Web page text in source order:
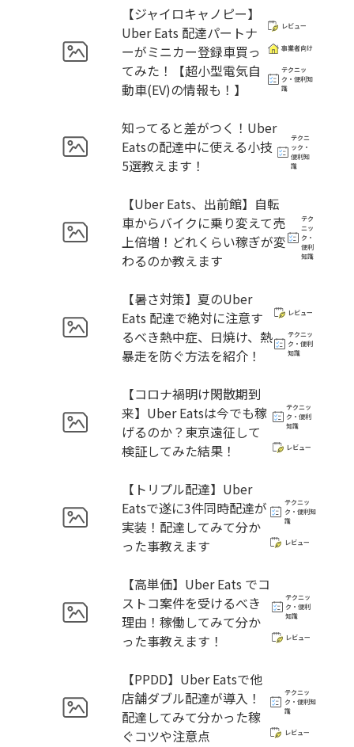
【ジャイロキャノピー】
Uber Eats 配達パートナ
ーがミニカー登録車買っ
てみた！【超小型電気自
動車(EV)の情報も！】
レビュー
事業者向け
テクニッ
ク・便利知
識
知ってると差がつく！Uber
Eatsの配達中に使える小技
5選教えます！
テクニ
ック・
便利知
識
【Uber Eats、出前館】自転
車からバイクに乗り変えて売
上倍増！どれくらい稼ぎが変
わるのか教えます
テク
ニッ
ク・
便利
知識
【暑さ対策】夏のUber
Eats 配達で絶対に注意す
るべき熱中症、日焼け、熱
暴走を防ぐ方法を紹介！
レビュー
テクニッ
ク・便利
知識
【コロナ禍明け閑散期到
来】Uber Eatsは今でも稼
げるのか？東京遠征して
検証してみた結果！
テクニッ
ク・便利
知識
レビュー
【トリプル配達】Uber
Eatsで遂に3件同時配達が
実装！配達してみて分か
った事教えます
テクニッ
ク・便利知
識
レビュー
【高単価】Uber Eats でコ
ストコ案件を受けるべき
理由！稼働してみて分か
った事教えます！
テクニッ
ク・便利
知識
レビュー
【PPDD】Uber Eatsで他
店舗ダブル配達が導入！
配達してみて分かった稼
ぐコツや注意点
テクニッ
ク・便利知
識
レビュー